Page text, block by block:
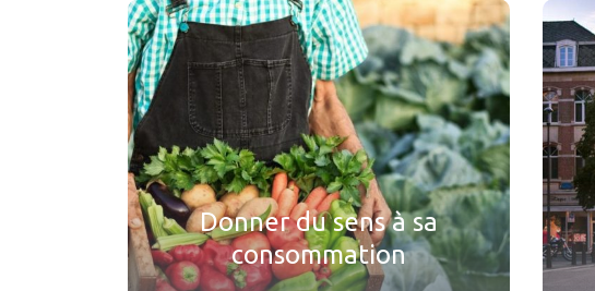
Donner du sens à sa
consommation